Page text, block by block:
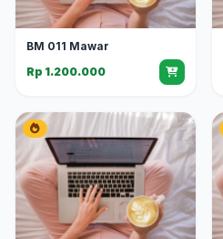
BM 011 Mawar
Rp 1.200.000